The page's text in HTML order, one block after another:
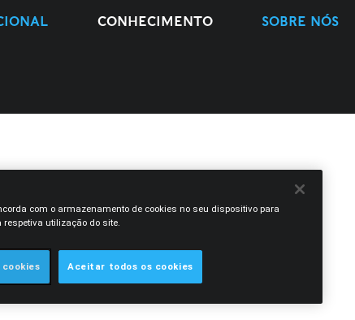
CONHECIMENTO SOBRE NÓS
assinam
the EU and
com o armazenamento de cookies no seu dispositivo para
utilização do site.
Aceitar todos os cookies